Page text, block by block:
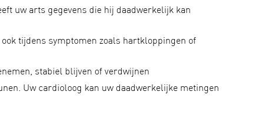
uw arts gegevens die hij daadwerkelijk kan
tijdens symptomen zoals hartkloppingen of
stabiel blijven of verdwijnen
Uw cardioloog kan uw daadwerkelijke metingen